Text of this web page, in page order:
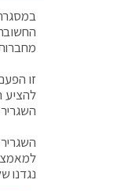
זו
להציע
נגדנו